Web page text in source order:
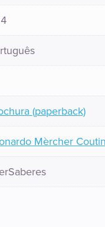
(paperback)
Mèrcher